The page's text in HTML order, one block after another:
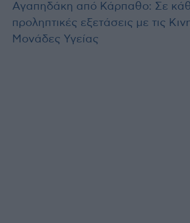
Αγαπηδάκη από Κάρπαθο: Σε
προληπτικές εξετάσεις με τις
Μονάδες Υγείας